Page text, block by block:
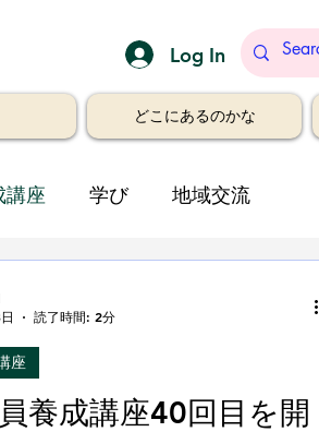
どこにあるのかな
講座 学び 地域交流
養成講座40回目を開
座
読了時間: 2分
Log In